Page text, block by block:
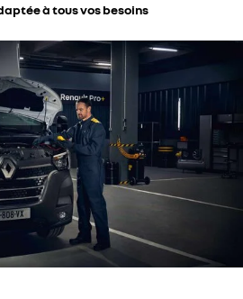
à tous vos besoins